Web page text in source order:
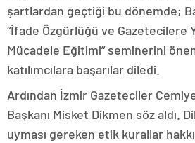
şartlardan geçtiği bu dönemde;
“İfade Özgürlüğü ve Gazetecilere
Mücadele Eğitimi” seminerini
katılımcılara başarılar diledi.
Ardından İzmir Gazeteciler
Başkanı Misket Dikmen söz aldı.
uyması gereken etik kurallar